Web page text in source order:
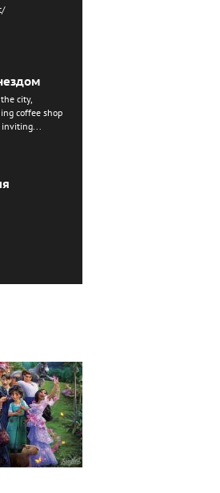
city,
coffee shop
inviting...